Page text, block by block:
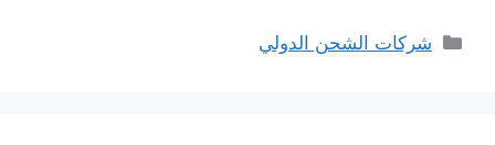
التصنيفات
شركات الشحن الدولي